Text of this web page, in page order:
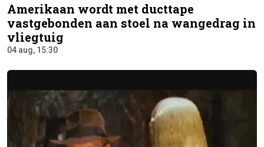
Amerikaan wordt met ducttape
vastgebonden aan stoel na wangedrag in
vliegtuig
04 aug, 15:30